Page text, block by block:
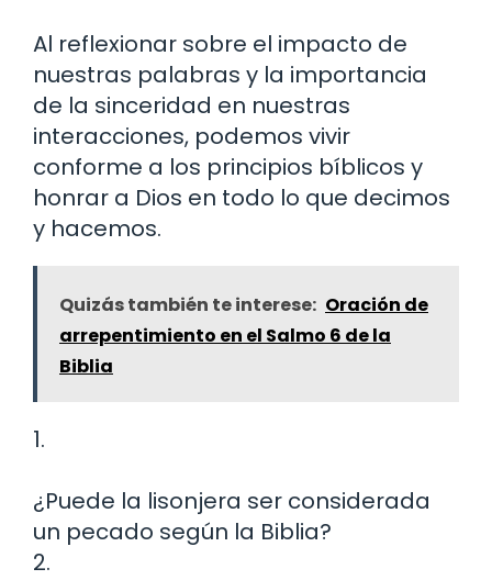
Al reflexionar sobre el impacto de
nuestras palabras y la importancia
de la sinceridad en nuestras
interacciones, podemos vivir
conforme a los principios bíblicos y
honrar a Dios en todo lo que decimos
y hacemos.
Quizás también te interese: Oración de
arrepentimiento en el Salmo 6 de la
Biblia
1.
¿Puede la lisonjera ser considerada
un pecado según la Biblia?
2.